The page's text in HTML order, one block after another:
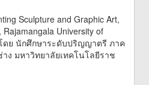
Sculpture and Graphic Art,
University of
ดย นักศึกษาระดับปริญญาตรี ภาค
ง มหาวิทยาลัยเทคโนโลยีราช